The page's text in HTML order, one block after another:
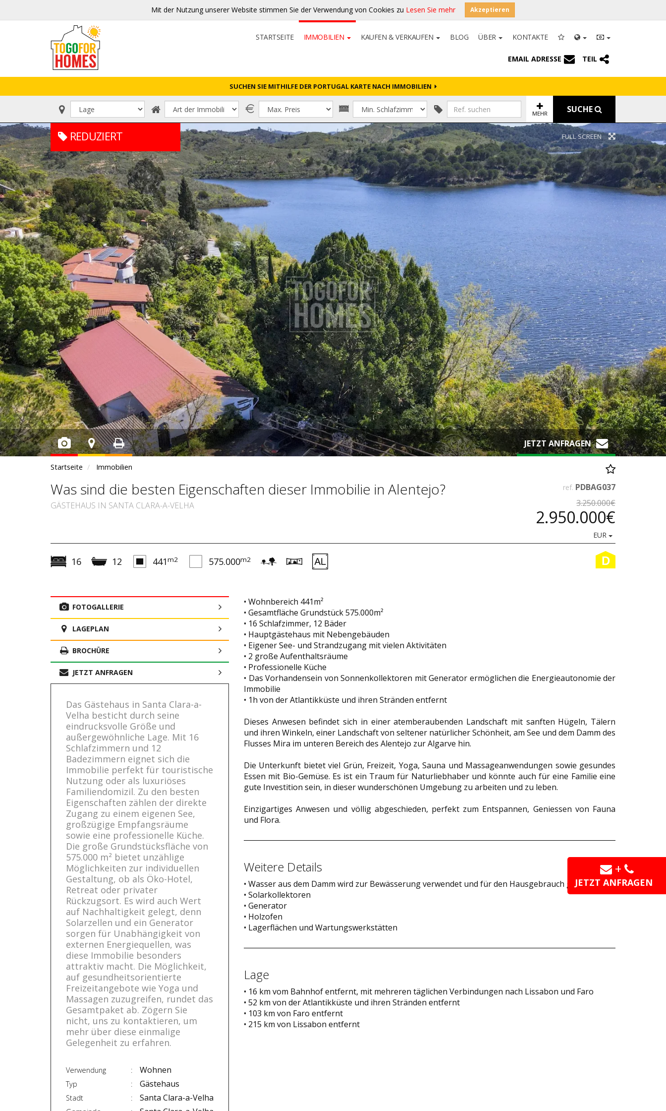
Mit der Nutzung unserer Website stimmen Sie der Verwendung von Cookies zu Lesen Sie mehr Akzeptieren
STARTSEITE IMMOBILIEN KAUFEN & VERKAUFEN BLOG ÜBER KONTAKTE
EMAIL ADRESSE TEIL
SUCHEN SIE MITHILFE DER PORTUGAL KARTE NACH IMMOBILIEN
MEHR SUCHE
REDUZIERT FULL SCREEN
JETZT ANFRAGEN
Startseite Immobilien
Was sind die besten Eigenschaften dieser Immobilie in Alentejo?
GÄSTEHAUS IN SANTA CLARA-A-VELHA
ref. PDBAG037
3.250.000€
2.950.000€
EUR
D
16 12 441m2 575.000m2
FOTOGALLERIE
LAGEPLAN
BROCHÜRE
JETZT ANFRAGEN
Das Gästehaus in Santa Clara-a-
Velha besticht durch seine
eindrucksvolle Größe und
außergewöhnliche Lage. Mit 16
Schlafzimmern und 12
Badezimmern eignet sich die
Immobilie perfekt für touristische
Nutzung oder als luxuriöses
Familiendomizil. Zu den besten
Eigenschaften zählen der direkte
Zugang zu einem eigenen See,
großzügige Empfangsräume
sowie eine professionelle Küche.
Die große Grundstücksfläche von
575.000 m² bietet unzählige
Möglichkeiten zur individuellen
Gestaltung, ob als Öko-Hotel,
Retreat oder privater
Rückzugsort. Es wird auch Wert
auf Nachhaltigkeit gelegt, denn
Solarzellen und ein Generator
sorgen für Unabhängigkeit von
externen Energiequellen, was
diese Immobilie besonders
attraktiv macht. Die Möglichkeit,
auf gesundheitsorientierte
Freizeitangebote wie Yoga und
Massagen zuzugreifen, rundet das
Gesamtpaket ab. Zögern Sie
nicht, uns zu kontaktieren, um
mehr über diese einmalige
Gelegenheit zu erfahren.
Verwendung Wohnen
Typ Gästehaus
Stadt Santa Clara-a-Velha
• Wohnbereich 441m²
• Gesamtfläche Grundstück 575.000m²
• 16 Schlafzimmer, 12 Bäder
• Hauptgästehaus mit Nebengebäuden
• Eigener See- und Strandzugang mit vielen Aktivitäten
• 2 große Aufenthaltsräume
• Professionelle Küche
• Das Vorhandensein von Sonnenkollektoren mit Generator ermöglichen die Energieautonomie der
Immobilie
• 1h von der Atlantikküste und ihren Stränden entfernt
Dieses Anwesen befindet sich in einer atemberaubenden Landschaft mit sanften Hügeln, Tälern
und ihren Winkeln, einer Landschaft von seltener natürlicher Schönheit, am See und dem Damm des
Flusses Mira im unteren Bereich des Alentejo zur Algarve hin.
Die Unterkunft bietet viel Grün, Freizeit, Yoga, Sauna und Massageanwendungen sowie gesundes
Essen mit Bio-Gemüse. Es ist ein Traum für Naturliebhaber und könnte auch für eine Familie eine
gute Investition sein, in dieser wunderschönen Umgebung zu arbeiten und zu leben.
Einzigartiges Anwesen und völlig abgeschieden, perfekt zum Entspannen, Geniessen von Fauna
und Flora.
Weitere Details
• Wasser aus dem Damm wird zur Bewässerung verwendet und für den Hausgebrauch gefiltert
• Solarkollektoren
• Generator
• Holzofen
• Lagerflächen und Wartungswerkstätten
Lage
• 16 km vom Bahnhof entfernt, mit mehreren täglichen Verbindungen nach Lissabon und Faro
• 52 km von der Atlantikküste und ihren Stränden entfernt
• 103 km von Faro entfernt
• 215 km von Lissabon entfernt
JETZT ANFRAGEN
+